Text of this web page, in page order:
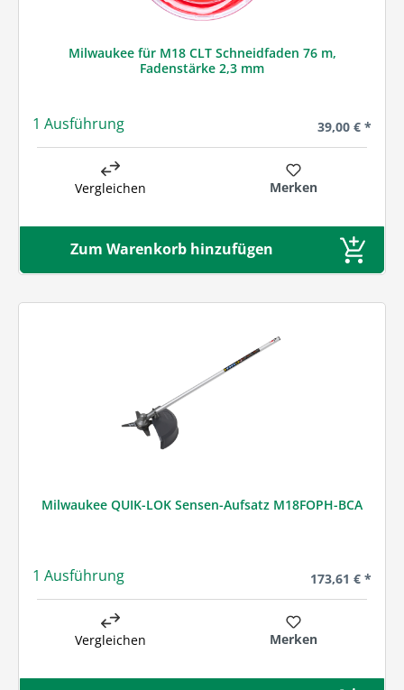
Milwaukee für M18 CLT Schneidfaden 76 m,
Fadenstärke 2,3 mm
1 Ausführung Regulärer
39,00 € *
Vergleichen Merken
Zum Warenkorb hinzufügen
Milwaukee QUIK-LOK Sensen-Aufsatz M18FOPH-BCA
1 Ausführung Regulärer
173,61 € *
Vergleichen Merken